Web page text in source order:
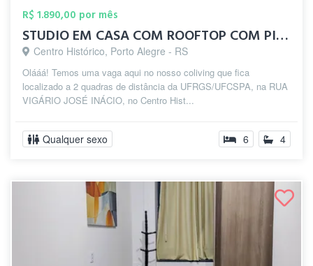
R$ 1.890,00 por mês
STUDIO EM CASA COM ROOFTOP COM PISCINA N...
Centro Histórico, Porto Alegre - RS
Olááá! Temos uma vaga aqui no nosso coliving que fica
localizado a 2 quadras de distância da UFRGS/UFCSPA, na RUA
VIGÁRIO JOSÉ INÁCIO, no Centro Hist...
Qualquer sexo 6 4